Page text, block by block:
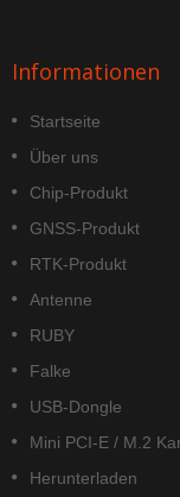
Informationen
Startseite
Über uns
Chip-Produkt
GNSS-Produkt
RTK-Produkt
Antenne
RUBY
Falke
USB-Dongle
Mini PCI-E / M.2
Herunterladen